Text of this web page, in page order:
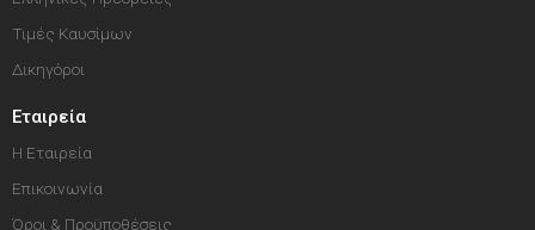
Τιμές Καυσίμων
Δικηγόροι
Εταιρεία
Η Εταιρεία
Επικοινωνία
Όροι & Προϋποθέσεις